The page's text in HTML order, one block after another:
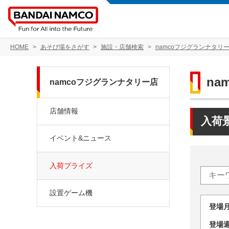
HOME あそび場をさがす 施設・店舗検索 namcoフジグランナタリ
入荷
登
登
namcoフジグランナタリー店
店舗情報
イベント&ニュース
入荷プライズ
設置ゲーム機